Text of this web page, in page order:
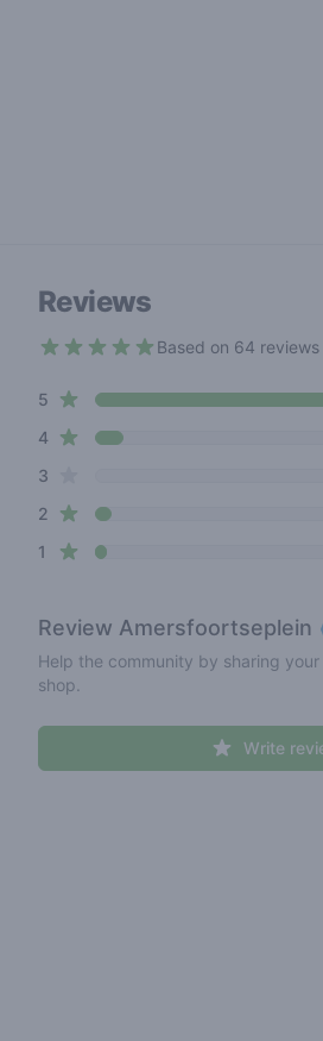
Reviews
Based on 64 reviews
Review data
5 star reviews
4star reviews
3
2 star reviews
1 star reviews
Review Amersfoortseplein
Help the community by sharing
shop.
Write